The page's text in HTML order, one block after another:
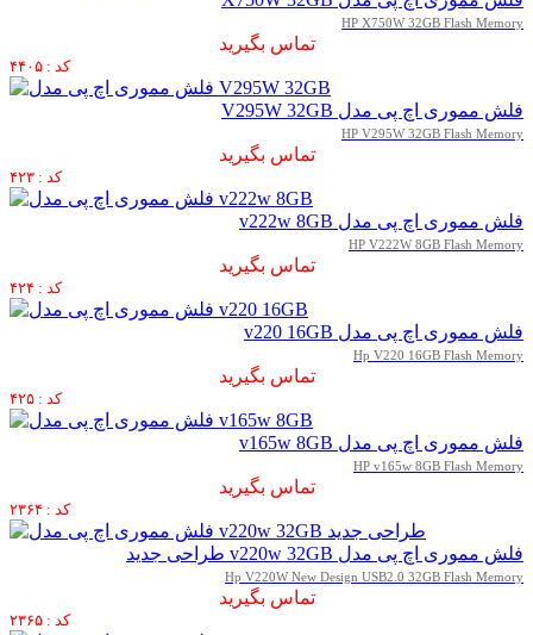
HP X750W 32GB Flash Memory
تماس بگیرید
کد : ۴۴۰۵
فلش مموری اچ پی مدل V295W 32GB
HP V295W 32GB Flash Memory
تماس بگیرید
کد : ۴۲۳
فلش مموری اچ پی مدل v222w 8GB
HP V222W 8GB Flash Memory
تماس بگیرید
کد : ۴۲۴
فلش مموری اچ پی مدل v220 16GB
Hp V220 16GB Flash Memory
تماس بگیرید
کد : ۴۲۵
فلش مموری اچ پی مدل v165w 8GB
HP v165w 8GB Flash Memory
تماس بگیرید
کد : ۲۳۶۴
فلش مموری اچ پی مدل v220w 32GB طراحی جدید
Hp V220W New Design USB2.0 32GB Flash Memory
تماس بگیرید
کد : ۲۳۶۵